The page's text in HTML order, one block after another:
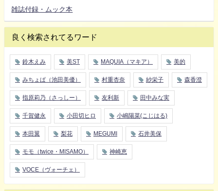
雑誌付録・ムック本
良く検索されてるワード
鈴木えみ 美ST MAQUIA（マキア） 美的
みちょぱ（池田美優） 村重杏奈 紗栄子 森香澄
指原莉乃（さっしー） 友利新 田中みな実
千賀健永 小田切ヒロ 小嶋陽菜(こじはる)
本田翼 梨花 MEGUMI 石井美保
モモ（twice・MISAMO） 神崎恵
VOCE（ヴォーチェ）